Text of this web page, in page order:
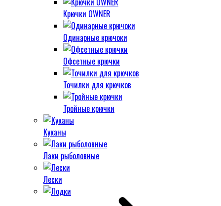
Крючки OWNER
Одинарные крючоки
Офсетные крючки
Точилки для крючков
Тройные крючки
Куканы
Лаки рыболовные
Лески